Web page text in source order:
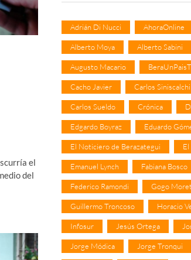
el
del
Adrián Di Nucci AhoraOnline
Alberto Moya Alberto Sabini
Augusto Macario
Cacho Javier Carlos Siniscalchi
Carlos Sueldo Crónica
Edgardo Boyraz Eduardo
El Noticiero de Berazategui El
Emanuel Lynch Fabiana Bosco
Federico Ramondi Gogo
Guillermo Troncoso Horacio
Infosur Jesús Ortega
Jorge Módica Jorge Tronqui